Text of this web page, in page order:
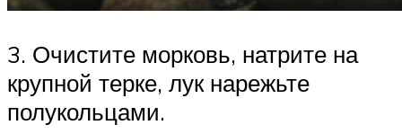
3. Очистите морковь, натрите на
крупной терке, лук нарежьте
полукольцами.